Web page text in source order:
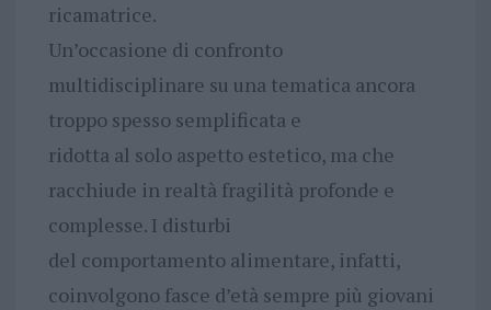
ricamatrice.
Un’occasione di confronto
multidisciplinare su una tematica ancora
troppo spesso semplificata e
ridotta al solo aspetto estetico, ma che
racchiude in realtà fragilità profonde e
complesse. I disturbi
del comportamento alimentare, infatti,
coinvolgono fasce d’età sempre più giovani